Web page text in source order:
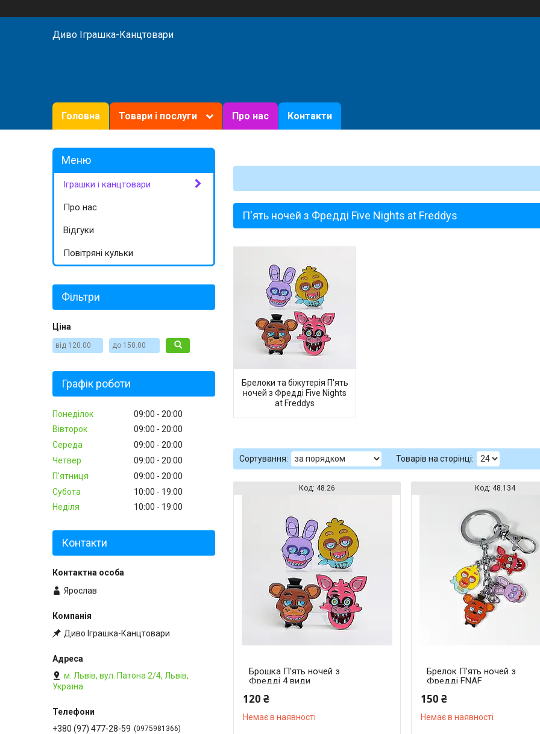
Диво Іграшка-Канцтовари
Головна Товари і послуги Про нас Контакти
П'ять ночей з Фредді Five Nights at Freddys
Брелоки та біжутерія П'ять
ночей з Фредді Five Nights
at Freddys
48.26
Брошка П'ять ночей з
Фредді 4 види
120 ₴
Немає в наявності
48.134
Брелок П'ять ночей з
Фредді FNAF
150 ₴
Немає в наявності
Іграшки і канцтовари
Про нас
Відгуки
Повітряні кульки
Фільтри
Ціна
Графік роботи
Понеділок 09:00
20:00
Вівторок
09:00
20:00
Середа
09:00
20:00
Четвер
09:00
20:00
Пʼятниця
09:00
20:00
Субота
10:00
19:00
Неділя
10:00 19:00
Контакти
Ярослав
Диво Іграшка-Канцтовари
м. Львів, вул. Патона 2/4, Львів,
Україна
+380 (97) 477-28-59 0975981366